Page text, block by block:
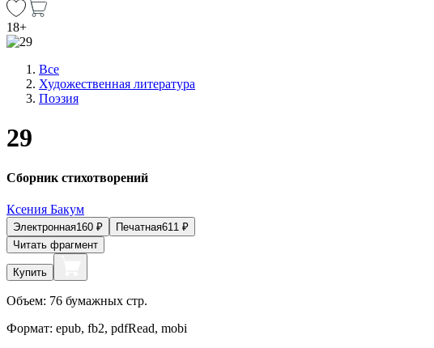
18+
Все
Художественная литература
Поэзия
29
Сборник стихотворений
Ксения Бакум
Электронная160 ₽ Печатная611 ₽
Читать фрагмент
Купить
Объем: 76 бумажных стр.
Формат: epub, fb2, pdfRead, mobi